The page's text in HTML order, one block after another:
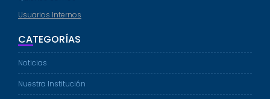
Usuarios Internos
CATEGORÍAS
Noticias
Nuestra Institución